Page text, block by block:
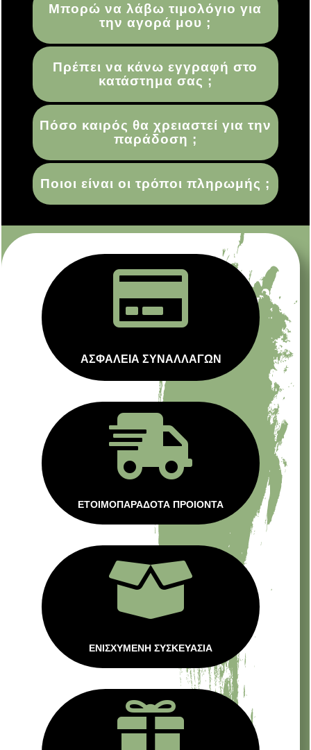
Μπορώ να λάβω τιμολόγιο για
την αγορά μου ;
Πρέπει να κάνω εγγραφή στο
κατάστημα σας ;
Πόσο καιρός θα χρειαστεί για την
παράδοση ;
Ποιοι είναι οι τρόποι πληρωμής ;

ΑΣΦΑΛΕΙΑ ΣΥΝΑΛΛΑΓΩΝ

ΕΤΟΙΜΟΠΑΡΑΔΟΤΑ ΠΡΟΙΟΝΤΑ

ΕΝΙΣΧΥΜΕΝΗ ΣΥΣΚΕΥΑΣΙΑ
